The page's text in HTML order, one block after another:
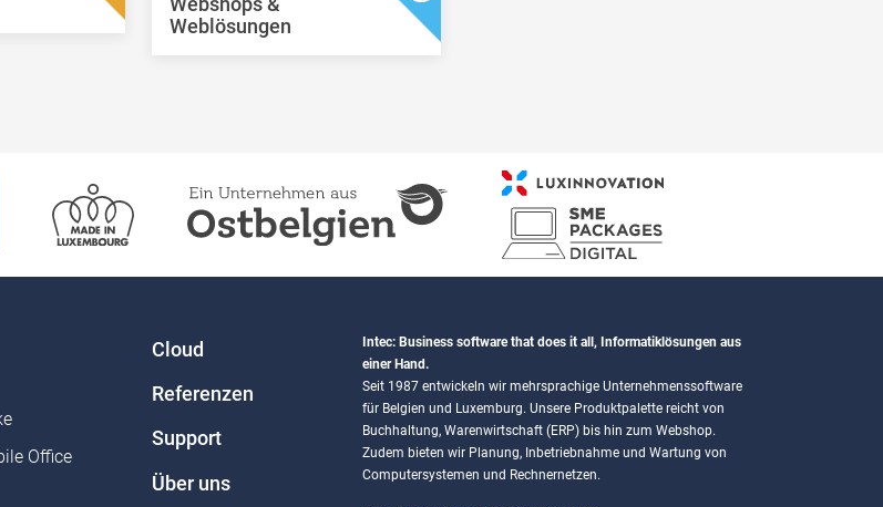
Webshops &
Weblösungen
Office
Cloud
Referenzen
Support
Über uns
Intec: Business software that does it all, Informatiklösungen aus
einer Hand.
Seit 1987 entwickeln wir mehrsprachige Unternehmenssoftware
für Belgien und Luxemburg. Unsere Produktpalette reicht von
Buchhaltung, Warenwirtschaft (ERP) bis hin zum Webshop.
Zudem bieten wir Planung, Inbetriebnahme und Wartung von
Computersystemen und Rechnernetzen.